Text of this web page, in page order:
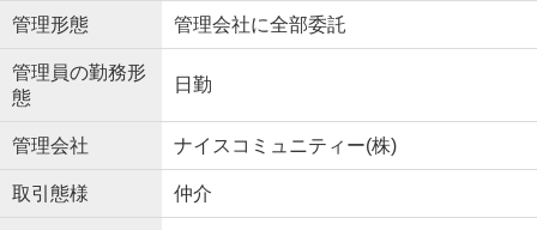
管理形態 管理会社に全部委託
管理員の勤務形
態
日勤
管理会社 ナイスコミュニティー(株)
取引態様 仲介